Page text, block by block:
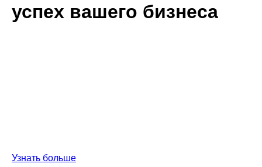
успех вашего бизнеса
Узнать больше